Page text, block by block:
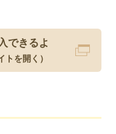
できるよ
トを開く）